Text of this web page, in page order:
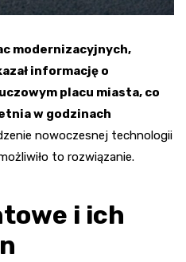
modernizacyjnych,
informację o
placu miasta, co
w godzinach
nowoczesnej technologii
to rozwiązanie.
i ich